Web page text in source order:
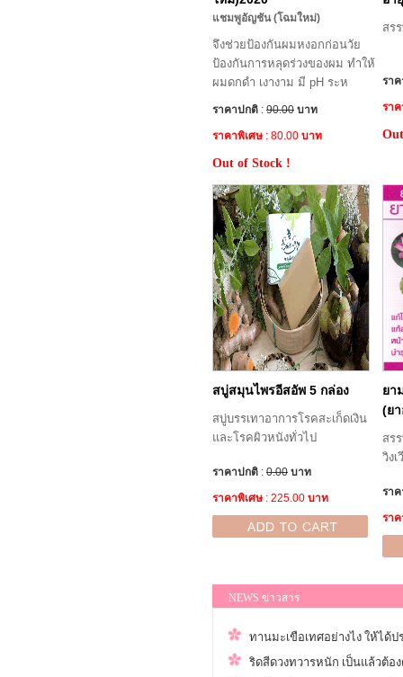
แชมพูอัญชัน (โฉมใหม่)
จึงช่วยป้องกันผมหงอกก่อนวัย
ป้องกันการหลุดร่วงของผม ทำให้
ผมดกดำ เงางาม มี pH ระห
ราคาปกติ : 90.00 บาท
ราคาพิเศษ : 80.00 บาท
Out of Stock !
สร
รา
รา
สบู่สมุนไพรอีสอัพ 5 กล่อง
สบู่บรรเทาอาการโรคสะเก็ดเงิน
และโรคผิวหนังทั่วไป
ราคาปกติ : 0.00 บาท
ราคาพิเศษ : 225.00 บาท
ยา
(ย
สร
วิง
รา
รา
NEWS ข่าวสาร
ทานมะเขือเทศอย่างไง ให้ได้
ริดสีดวงทวารหนัก เป็นแล้วต้อ